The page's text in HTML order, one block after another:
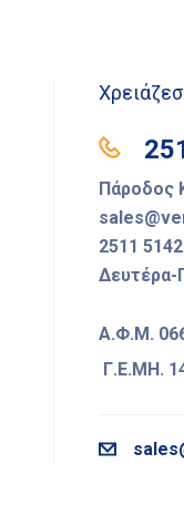
Πάροδος
2511
Δευτέρα-
Α.Φ.Μ.
Γ.Ε.ΜΗ.